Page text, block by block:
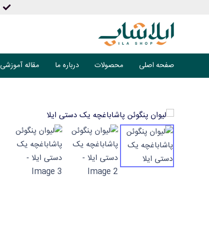
صفحه اصلی محصولات درباره ما مقاله آموزشی